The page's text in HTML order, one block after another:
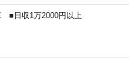
■日収1万2000円以上